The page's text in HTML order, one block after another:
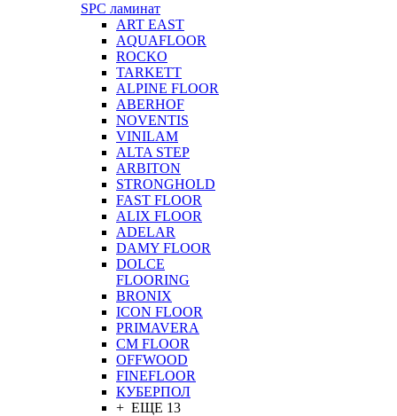
SPC ламинат
ART EAST
AQUAFLOOR
ROCKO
TARKETT
ALPINE FLOOR
ABERHOF
NOVENTIS
VINILAM
ALTA STEP
ARBITON
STRONGHOLD
FAST FLOOR
ALIX FLOOR
ADELAR
DAMY FLOOR
DOLCE
FLOORING
BRONIX
ICON FLOOR
PRIMAVERA
CM FLOOR
OFFWOOD
FINEFLOOR
КУБЕРПОЛ
+ ЕЩЕ 13